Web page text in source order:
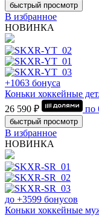
быстрый просмотр
В избранное
НОВИНКА
+1063 бонуса
Коньки хоккейные
26 590 ₽
по
быстрый просмотр
В избранное
НОВИНКА
до +3599 бонусов
Коньки хоккейные